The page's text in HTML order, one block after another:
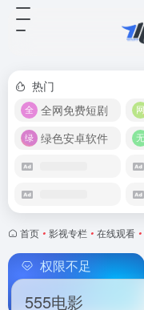
热门
全网免费短剧
绿色安卓软件
首页 • 影视专栏 • 在线观看 •
权限不足
555电影